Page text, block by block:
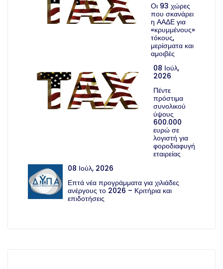
Οι 93 χώρες
που σκανάρει
η ΑΑΔΕ για
«κρυμμένους»
τόκους,
μερίσματα και
αμοιβές
08 Ιούλ,
2026
Πέντε
πρόστιμα
συνολικού
ύψους
600.000
ευρώ σε
λογιστή για
φοροδιαφυγή
εταιρείας
08 Ιούλ, 2026
Επτά νέα προγράμματα για χιλιάδες
ανέργους το 2026 – Κριτήρια και
επιδοτήσεις